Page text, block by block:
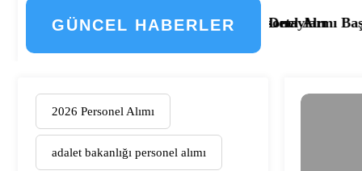
GÜNCEL HABERLER
İşte Düzenlemenin Detayları
Kamu Hastanesi Personel Alımı Başladı! İşte
Eskişehir
2026 Personel Alımı
adalet bakanlığı personel alımı